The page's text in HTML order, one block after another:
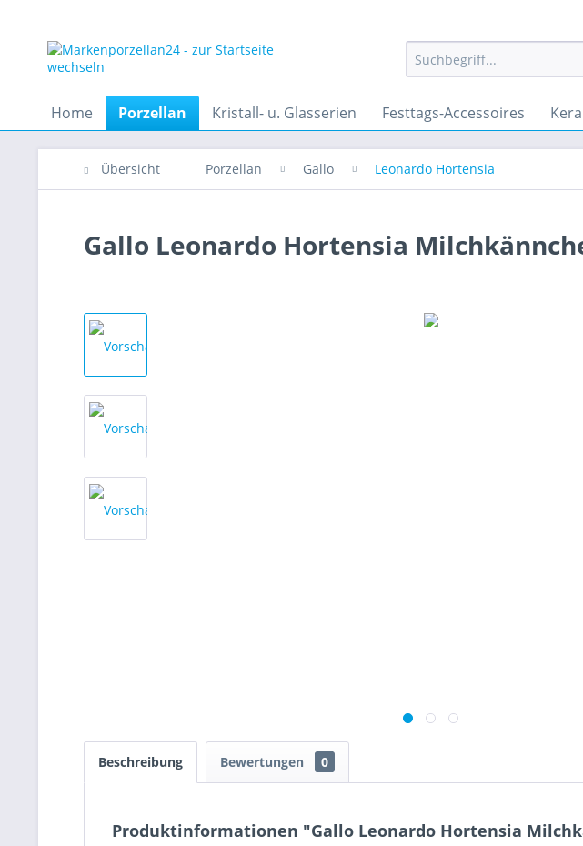
Home Porzellan Kristall- u. Glasserien Festtags-Accessoires
Übersicht Porzellan Gallo Leonardo Hortensia
Gallo Leonardo Hortensia
Beschreibung Bewertungen 0
Produktinformationen "Gallo Leonardo Hortensia